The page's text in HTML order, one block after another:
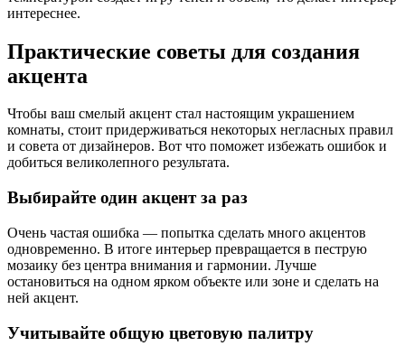
интереснее.
Практические советы для создания
акцента
Чтобы ваш смелый акцент стал настоящим украшением
комнаты, стоит придерживаться некоторых негласных правил
и совета от дизайнеров. Вот что поможет избежать ошибок и
добиться великолепного результата.
Выбирайте один акцент за раз
Очень частая ошибка — попытка сделать много акцентов
одновременно. В итоге интерьер превращается в пеструю
мозаику без центра внимания и гармонии. Лучше
остановиться на одном ярком объекте или зоне и сделать на
ней акцент.
Учитывайте общую цветовую палитру